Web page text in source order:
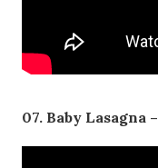
07. Baby Lasagna